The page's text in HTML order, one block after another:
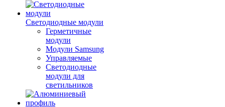
Светодиодные модули
Герметичные
модули
Модули Samsung
Управляемые
Светодиодные
модули для
светильников